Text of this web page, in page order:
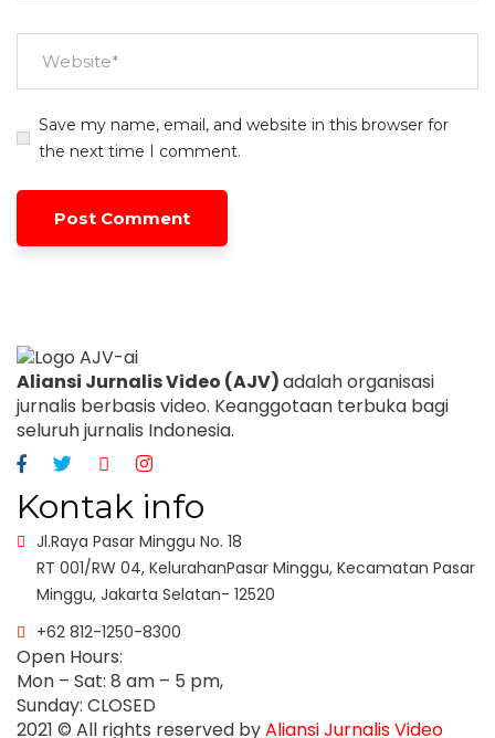
Save my name, email, and website in this browser for
the next time I comment.
Aliansi Jurnalis Video (AJV)adalah organisasi
jurnalis berbasis video. Keanggotaan terbuka bagi
seluruh jurnalis Indonesia.
Kontak info
Jl.Raya Pasar Minggu No. 18
RT 001/RW 04, KelurahanPasar Minggu, Kecamatan Pasar
Minggu, Jakarta Selatan- 12520
+62 812-1250-8300
Open Hours:
Mon – Sat: 8 am – 5 pm,
Sunday: CLOSED
2021 © All rights reserved byAliansi Jurnalis Video